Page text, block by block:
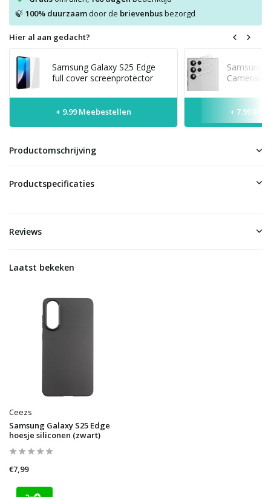
🍃 100% duurzaamdoor de brievenbusbezorgd
Hier al aan gedacht?
Samsung Galaxy S25 Edge
full cover screenprotector
+ 9.99 Meebestellen
Samsung
+ 7.99
Productomschrijving
Productspecificaties
Reviews
Laatst bekeken
Ceezs
Samsung Galaxy S25 Edge
hoesje siliconen (zwart)
€7,99